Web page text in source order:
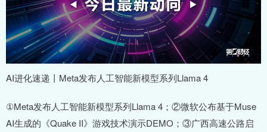
AI进化速递丨Meta发布人工智能新模型系列Llama 4
①Meta发布人工智能新模型系列Llama 4；②微软公布基于Muse
AI生成的《Quake II》游戏技术演示DEMO；③广西高速公路启